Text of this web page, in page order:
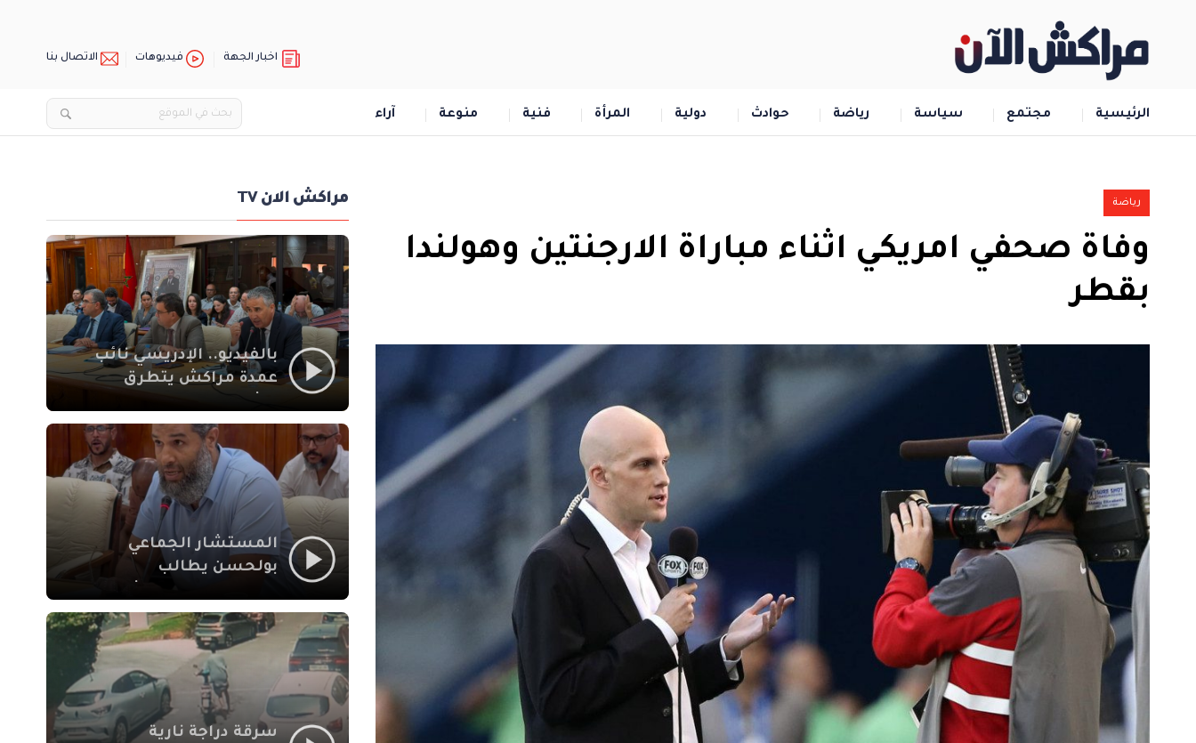
اخبار الجهة فيديوهات الاتصال بنا
الرئيسية مجتمع سياسة رياضة حوادث دولية المرأة فنية منوعة آراء
رياضة
وفاة صحفي امريكي اثناء مباراة الارجنتين وهولندا
بقطر
مراكش الان TV
بالفيديو.. الإدريسي نائب
عمدة مراكش يتطرق
الاجتماعي في نقل
المحطة الطرقية إلى
العزوزية
المستشار الجماعي
بولحسن يطالب
أشغال شارع علال
الفاسي بمراكش
سرقة دراجة نارية